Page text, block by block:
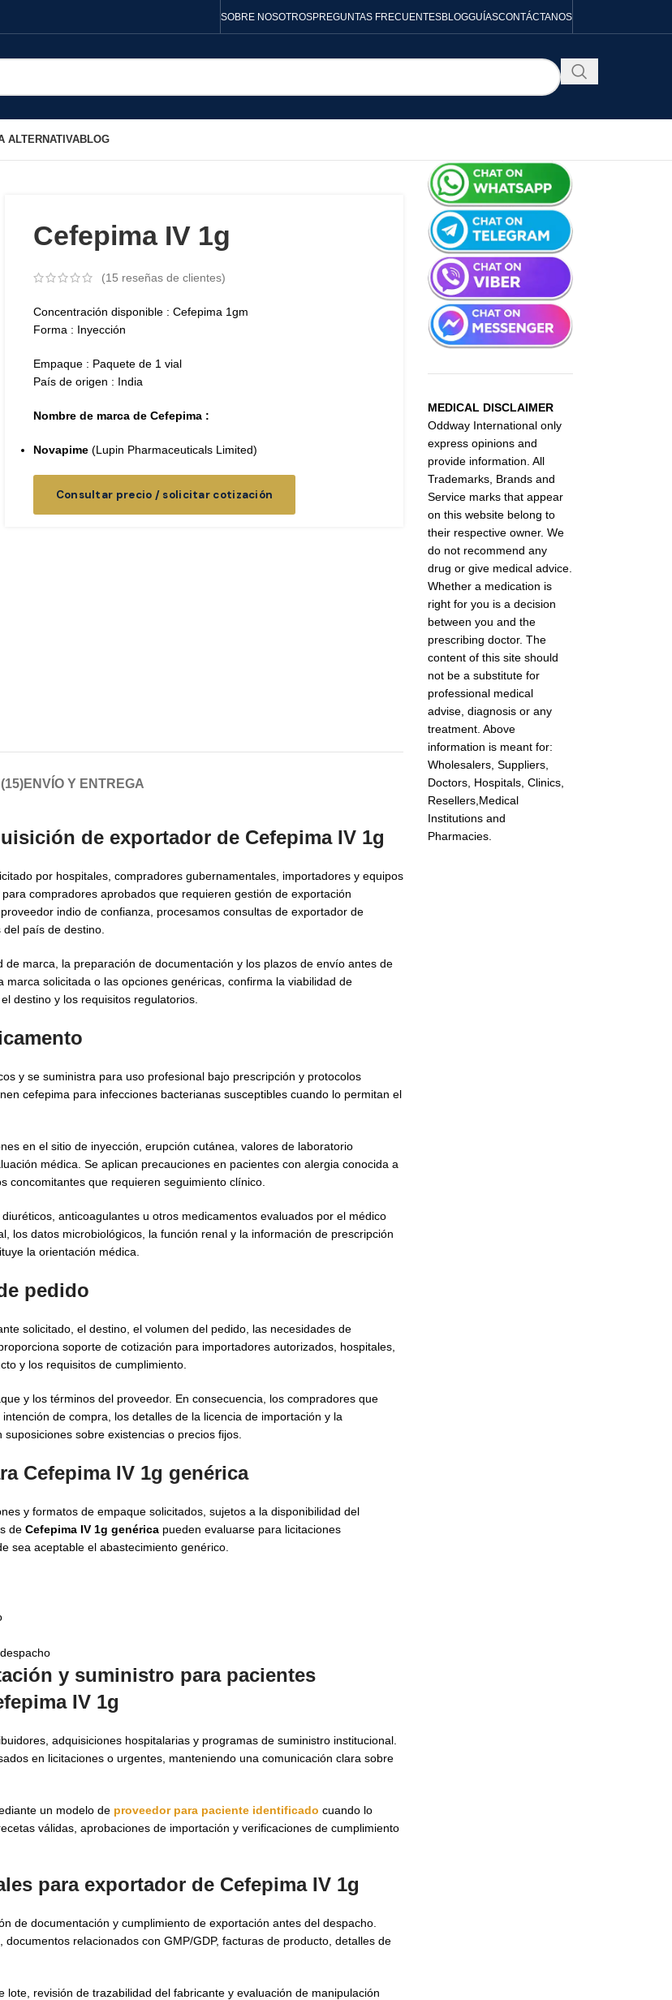
SOBRE NOSOTROSPREGUNTAS FRECUENTESBLOGGUÍASCONTÁCTANOS
ALTERNATIVABLOG
Cefepima IV 1g
(15 reseñas de clientes)
Concentración disponible : Cefepima 1gm
Forma : Inyección
Empaque : Paquete de 1 vial
País de origen : India
Nombre de marca de Cefepima :
Novapime(Lupin Pharmaceuticals Limited)
Consultar precio / solicitar cotización
ENVÍO Y ENTREGA
de exportador de Cefepima IV 1g
por hospitales, compradores gubernamentales, importadores y equipos
compradores aprobados que requieren gestión de exportación
indio de confianza, procesamos consultas de exportador de
país de destino.
de marca, la preparación de documentación y los plazos de envío antes de
solicitada o las opciones genéricas, confirma la viabilidad de
destino y los requisitos regulatorios.
y se suministra para uso profesional bajo prescripción y protocolos
cefepima para infecciones bacterianas susceptibles cuando lo permitan el
en el sitio de inyección, erupción cutánea, valores de laboratorio
médica. Se aplican precauciones en pacientes con alergia conocida a
concomitantes que requieren seguimiento clínico.
anticoagulantes u otros medicamentos evaluados por el médico
los datos microbiológicos, la función renal y la información de prescripción
la orientación médica.
pedido
solicitado, el destino, el volumen del pedido, las necesidades de
soporte de cotización para importadores autorizados, hospitales,
y los requisitos de cumplimiento.
y los términos del proveedor. En consecuencia, los compradores que
de compra, los detalles de la licencia de importación y la
sobre existencias o precios fijos.
Cefepima IV 1g genérica
y formatos de empaque solicitados, sujetos a la disponibilidad del
de Cefepima IV 1g genérica pueden evaluarse para licitaciones
sea aceptable el abastecimiento genérico.
y suministro para pacientes
IV 1g
adquisiciones hospitalarias y programas de suministro institucional.
en licitaciones o urgentes, manteniendo una comunicación clara sobre
un modelo de proveedor para paciente identificado cuando lo
válidas, aprobaciones de importación y verificaciones de cumplimiento
para exportador de Cefepima IV 1g
de documentación y cumplimiento de exportación antes del despacho.
documentos relacionados con GMP/GDP, facturas de producto, detalles de
revisión de trazabilidad del fabricante y evaluación de manipulación
MEDICAL DISCLAIMER
Oddway International only
express opinions and
provide information. All
Trademarks, Brands and
Service marks that appear
on this website belong to
their respective owner. We
do not recommend any
drug or give medical advice.
Whether a medication is
right for you is a decision
between you and the
prescribing doctor. The
content of this site should
not be a substitute for
professional medical
advise, diagnosis or any
treatment. Above
information is meant for:
Wholesalers, Suppliers,
Doctors, Hospitals, Clinics,
Resellers,Medical
Institutions and
Pharmacies.